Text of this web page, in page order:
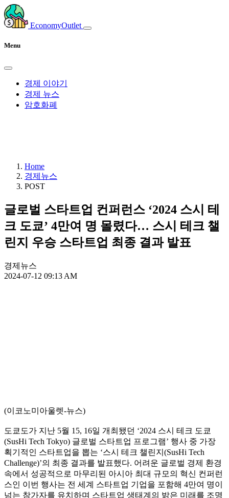
EconomyOutlet
Menu
경제 이야기
경제 뉴스
암호화폐
Home
경제뉴스
POST
글로벌 스타트업 컨퍼런스 ‘2024 스시 테
크 도쿄’ 4만여 명 몰렸다… 스시 테크 챌
린지 우승 스타트업 최종 결과 발표
경제뉴스
2024-07-12 09:13 AM
(이코노미아울렛-뉴스)
도쿄도가 지난 5월 15, 16일 개최됐던 ‘2024 스시 테크 도쿄
(SusHi Tech Tokyo) 글로벌 스타트업 프로그램’ 행사 중 가장
획기적인 스타트업을 뽑는 ‘스시 테크 챌린지(SusHi Tech
Challenge)’의 최종 결과를 발표했다. 어려운 글로벌 경제 환경
속에서 성공적으로 마무리된 아시아 최대 규모의 혁신 컨퍼런
스인 이번 행사는 전 세계 스타트업 기업을 포함해 4만여 명이
넘는 참가자를 유치하며 스타트업 생태계의 밝은 미래를 조명